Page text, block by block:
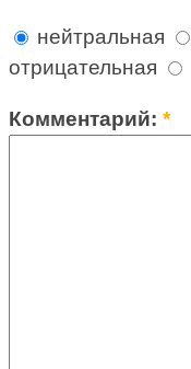
нейтральная
отрицательная
Комментарий:*